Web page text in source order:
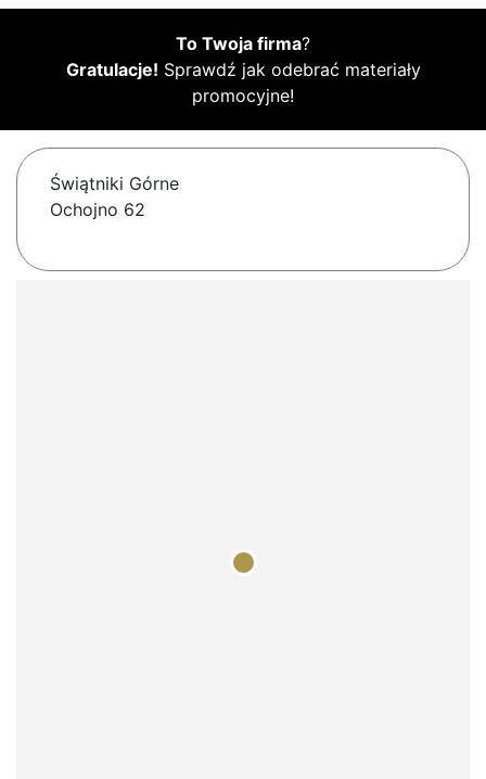
To Twoja firma?
Gratulacje! Sprawdź jak odebrać materiały
promocyjne!
Świątniki Górne
Ochojno 62